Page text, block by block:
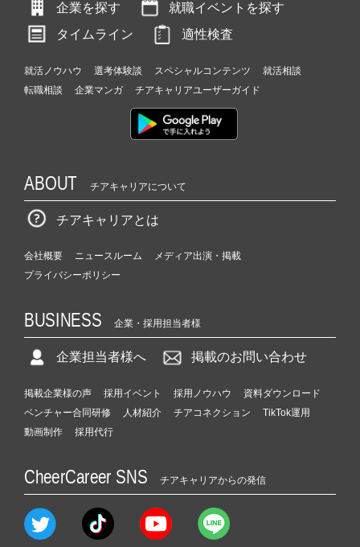
企業を探す
就職イベントを探す
タイムライン
適性検査
就活ノウハウ 選考体験談 スペシャルコンテンツ
就活相談
転職相談
企業マンガ チアキャリアユーザーガイド
ABOUT チアキャリアについて
チアキャリアとは
会社概要 ニュースルーム
メディア出演・掲載
プライバシーポリシー
BUSINESS 企業・採用担当者様
企業担当者様へ 掲載のお問い合わせ
掲載企業様の声 採用イベント 採用ノウハウ
資料ダウンロード
ベンチャー合同研修
人材紹介 チアコネクション
TikTok運用
動画制作
採用代行
CheerCareer SNS チアキャリアからの発信